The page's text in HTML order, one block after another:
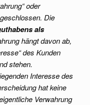
oder
Die
als
hängt davon ab,
des Kunden
stehen.
Interesse des
hat keine
Verwahrung